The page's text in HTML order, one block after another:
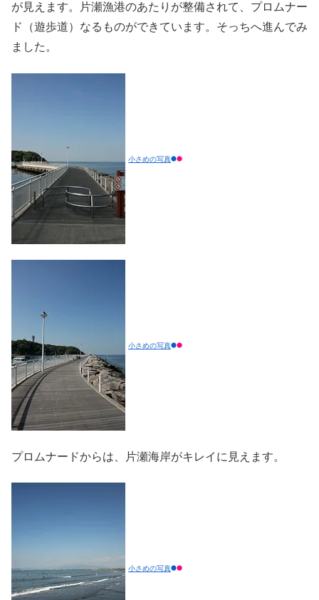
が見えます。片瀬漁港のあたりが整備されて、プロムナー
ド（遊歩道）なるものができています。そっちへ進んでみ
ました。
小さめの写真
小さめの写真
プロムナードからは、片瀬海岸がキレイに見えます。
小さめの写真